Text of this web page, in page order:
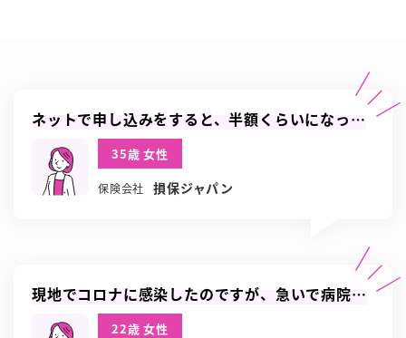
ネットで申し込みをすると、半額くらいになって
お得に契約できました
35歳 女性
保険会社 損保ジャパン
現地でコロナに感染したのですが、急いで病院を
予約していただけました
22歳 女性